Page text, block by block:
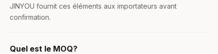
JINYOU fournit ces éléments aux importateurs avant
confirmation.
Quel est le MOQ?